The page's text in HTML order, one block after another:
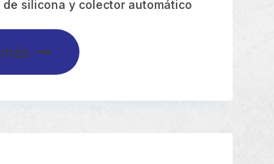
de silicona y colector automático